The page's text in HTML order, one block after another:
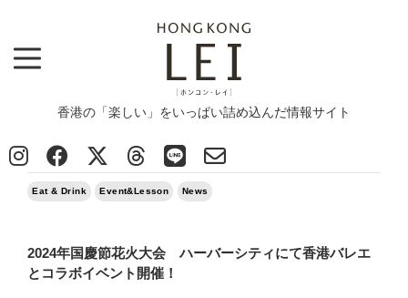
香港の「楽しい」をいっぱい詰め込んだ情報サイト
News > Eat & Drink
>
2024/09/26
Eat & Drink Event&Lesson News
2024年国慶節花火大会 ハーバーシティにて香港バレエ
とコラボイベント開催！